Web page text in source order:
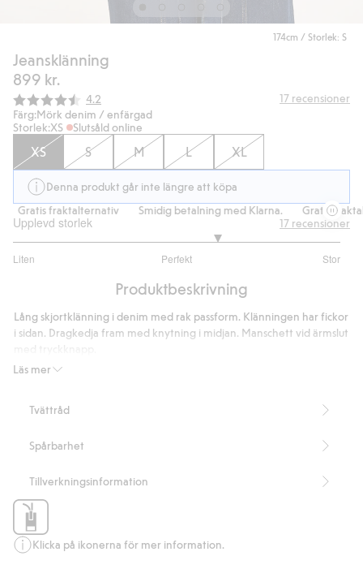
174cm / Storlek: S
Jeansklänning
899 kr.
Snittbetyg:
4.2 17 recensioner
Färg:Mörk denim / enfärgad
Storlek:XS Slutsåld online
XS S M L XL
Denna produkt går inte längre att köpa
Gratis fraktalternativ
Smidig betalning med Klarna. Gratis
Upplevd storlek
Liten Perfekt Stor
utav
16
betyg
17 recensioner
Produktbeskrivning
Läs mer
Lång skjortklänning i denim med rak passform. Klänningen har fickor
i sidan. Dragkedja fram med knytning i midjan. Manschett vid ärmslut
Rak passform
Tvättråd
Spårbarhet
Tillverkningsinformation
Klicka på ikonerna för mer information.